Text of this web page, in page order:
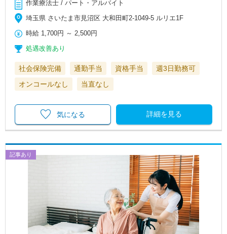
作業療法士 / パート・アルバイト
埼玉県 さいたま市見沼区 大和田町2-1049-5 ルリエ1F
時給 1,700円 ～2,500円
処遇改善あり
社会保険完備 通勤手当 資格手当
週3日勤務可
オンコールなし
当直なし
詳細を見る
気になる
記事あり